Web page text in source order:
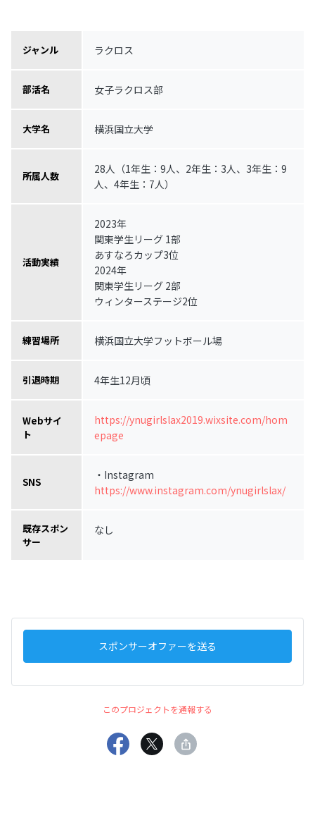
ジャンル ラクロス
部活名 女子ラクロス部
大学名 横浜国立大学
所属人数
28人（1年生：9人、2年生：3人、3年生：9
人、4年生：7人）
活動実績
2023年
関東学生リーグ 1部
あすなろカップ3位
2024年
関東学生リーグ 2部
ウィンターステージ2位
練習場所 横浜国立大学フットボール場
引退時期 4年生12月頃
Webサイ
ト
https://ynugirlslax2019.wixsite.com/hom
epage
SNS
・Instagram
https://www.instagram.com/ynugirlslax/
既存スポン
サー
なし
スポンサーオファーを送る
このプロジェクトを通報する